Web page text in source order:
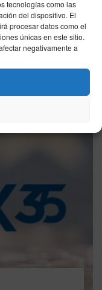
tecnologías como las
del dispositivo. El
procesar datos como el
únicas en este sitio.
negativamente a